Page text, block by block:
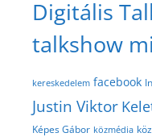
Digitális
talkshow
kereskedelem facebook
Justin Viktor
Képes Gábor közmédia